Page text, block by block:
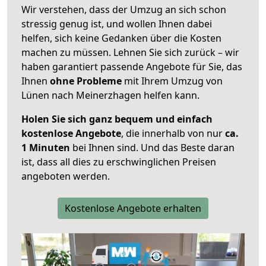
Wir verstehen, dass der Umzug an sich schon
stressig genug ist, und wollen Ihnen dabei
helfen, sich keine Gedanken über die Kosten
machen zu müssen. Lehnen Sie sich zurück – wir
haben garantiert passende Angebote für Sie, das
Ihnen ohne Probleme mit Ihrem Umzug von
Lünen nach Meinerzhagen helfen kann.
Holen Sie sich ganz bequem und einfach
kostenlose Angebote, die innerhalb von nurca.
1 Minuten bei Ihnen sind. Und das Beste daran
ist, dass all dies zu erschwinglichen Preisen
angeboten werden.
Kostenlose Angebote erhalten